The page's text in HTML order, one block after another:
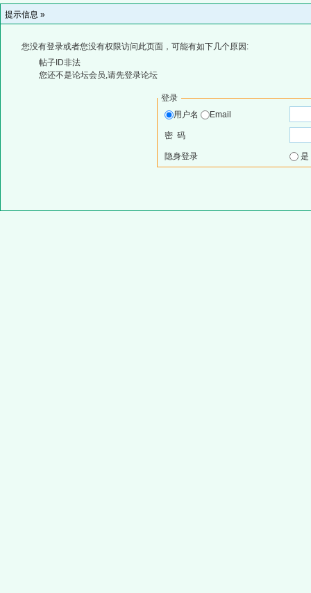
提示信息 »
您没有登录或者您没有权限访问此页面，可能有如下几个原因:
帖子ID非法
您还不是论坛会员,请先登录论坛
登录
用户名
Email
密 码
隐身登录